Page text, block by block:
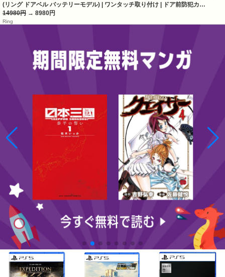
(リング ドアベル バッテリーモデル) | ワンタッチ取り付け | ドア前防犯カ…
14980円 → 8980円
Ring